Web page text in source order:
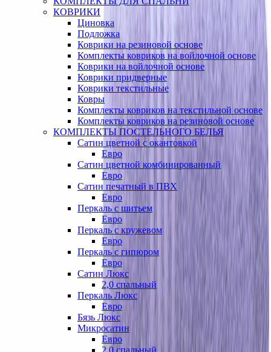
КОВРИКИ
Циновка
Подложка
Коврики на резиновой основе
Комплекты ковриков на войлочной основе
Коврики на войлочной основе
Коврики придверные
Коврики текстильные
Ковры
Комплекты ковриков на текстильной основе
Комплекты ковриков на резиновой основе
КОМПЛЕКТЫ ПОСТЕЛЬНОГО БЕЛЬЯ
Сатин цветной с окантовкой
Евро
Сатин цветной комбинированный
Евро
Сатин печатный в ПВХ
Евро
Перкаль с шитьем
Евро
Перкаль с кружевом
Евро
Перкаль с гипюром
Евро
Сатин Люкс
2,0 спальный
Перкаль Люкс
Евро
Бязь Люкс
Микросатин
Евро